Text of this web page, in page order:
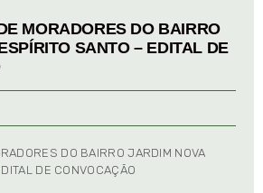
MORADORES DO BAIRRO
SANTO – EDITAL DE
DO BAIRRO JARDIM NOVA
DE CONVOCAÇÃO